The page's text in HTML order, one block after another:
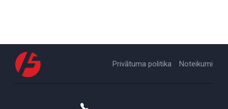
Privātuma politika Noteikumi